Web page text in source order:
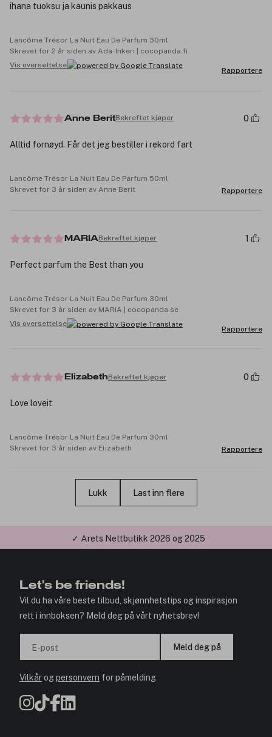
ihana tuoksu ja kaunis pakkaus
Lancôme Trésor La Nuit Eau De Parfum 30ml
Skrevet for 2 år siden av Ada-Inkeri | cocopanda.fi
Vis oversettelse
Rapportere
Anne BeritBekreftet kjøper 0
Alltid fornøyd. Får det jeg bestiller i rekord fart
Lancôme Trésor La Nuit Eau De Parfum 50ml
Skrevet for 3 år siden av Anne Berit
Rapportere
MARIABekreftet kjøper 1
Perfect parfum the Best than you
Lancôme Trésor La Nuit Eau De Parfum 30ml
Skrevet for 3 år siden av MARIA | cocopanda.se
Vis oversettelse
Rapportere
ElizabethBekreftet kjøper 0
Love loveit
Lancôme Trésor La Nuit Eau De Parfum 30ml
Skrevet for 3 år siden av Elizabeth
Rapportere
Lukk Last inn flere
✓ Årets Nettbutikk 2026 og 2025
Let's be friends!
Vil du ha våre beste tilbud, skjønnhetstips og inspirasjon
rett i innboksen? Meld deg på vårt nyhetsbrev!
E-post Meld deg på
Vilkårogpersonvern for påmelding